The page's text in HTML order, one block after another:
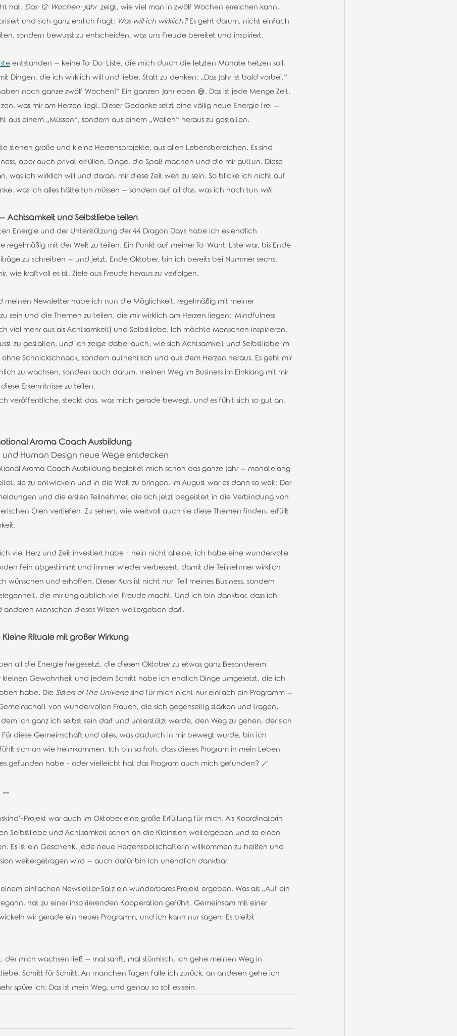
hat. Das-12-Wochen-Jahr zeigt, wie viel man in zwölf Wochen erreichen kann,
und sich ganz ehrlich fragt: Was will ich wirklich? Es geht darum, nicht einfach
sondern bewusst zu entscheiden, was uns Freude bereitet und inspiriert.
entstanden – keine To-Do-Liste, die mich durch die letzten Monate hetzen soll,
Dingen, die ich wirklich will und liebe. Statt zu denken: „Das Jahr ist bald vorbei,“
noch ganze zwölf Wochen!“ Ein ganzen Jahr eben 😅. Das ist jede Menge Zeit,
was mir am Herzen liegt. Dieser Gedanke setzt eine völlig neue Energie frei –
aus einem „Müssen“, sondern aus einem „Wollen“ heraus zu gestalten.
stehen große und kleine Herzensprojekte, aus allen Lebensbereichen. Es sind
aber auch privat erfüllen, Dinge, die Spaß machen und die mir guttun. Diese
was ich wirklich will und daran, mir diese Zeit wert zu sein. So blicke ich nicht auf
was ich alles hätte tun müssen – sondern auf all das, was ich noch tun will.
Achtsamkeit und Selbstliebe teilen
Energie und der Unterstützung der 44 Dragon Days habe ich es endlich
regelmäßig mit der Welt zu teilen. Ein Punkt auf meiner To-Want-Liste war, bis Ende
zu schreiben – und jetzt, Ende Oktober, bin ich bereits bei Nummer sechs.
wie kraftvoll es ist, Ziele aus Freude heraus zu verfolgen.
meinen Newsletter habe ich nun die Möglichkeit, regelmäßig mit meiner
sein und die Themen zu teilen, die mir wirklich am Herzen liegen: 'Mindfulness
viel mehr aus als Achtsamkeit) und Selbstliebe. Ich möchte Menschen inspirieren,
zu gestalten, und ich zeige dabei auch, wie sich Achtsamkeit und Selbstliebe im
ohne Schnickschnack, sondern authentisch und aus dem Herzen heraus. Es geht mir
zu wachsen, sondern auch darum, meinen Weg im Business im Einklang mit mir
Erkenntnisse zu teilen.
veröffentliche, steckt das, was mich gerade bewegt, und es fühlt sich so gut an,
Aroma Coach Ausbildung
und Human Design neue Wege entdecken
Aroma Coach Ausbildung begleitet mich schon das ganze Jahr – monatelang
sie zu entwickeln und in die Welt zu bringen. Im August war es dann so weit: Der
und die ersten Teilnehmer, die sich jetzt begeistert in die Verbindung von
Ölen vertiefen. Zu sehen, wie wertvoll auch sie diese Themen finden, erfüllt
ich viel Herz und Zeit investiert habe - nein nicht alleine, ich habe eine wundervolle
fein abgestimmt und immer wieder verbessert, damit die Teilnehmer wirklich
wünschen und erhoffen. Dieser Kurs ist nicht nur  Teil meines Business, sondern
die mir unglaublich viel Freude macht. Und ich bin dankbar, dass ich
anderen Menschen dieses Wissen weitergeben darf.
Rituale mit großer Wirkung
all die Energie freigesetzt, die diesen Oktober zu etwas ganz Besonderem
Gewohnheit und jedem Schritt habe ich endlich Dinge umgesetzt, die ich
habe. Die Sisters of the Universe sind für mich nicht nur einfach ein Programm –
von wundervollen Frauen, die sich gegenseitig stärken und tragen.
ich ganz ich selbst sein darf und unterstützt werde, den Weg zu gehen, der sich
diese Gemeinschaft und alles, was dadurch in mir bewegt wurde, bin ich
sich an wie heimkommen. Ich bin so froh, dass dieses Program in mein Leben
gefunden habe - oder vielleicht hat das Program auch mich gefunden? 🪄
...
Projekt war auch im Oktober eine große Erfüllung für mich. Als Koordinatorin
Selbstliebe und Achtsamkeit schon an die Kleinsten weitergeben und so einen
Es ist ein Geschenk, jede neue Herzensbotschafterin willkommen zu heißen und
weitergetragen wird – auch dafür bin ich unendlich dankbar.
einfachen Newsletter-Satz ein wunderbares Projekt ergeben. Was als „Auf ein
hat zu einer inspirierenden Kooperation geführt. Gemeinsam mit einer
wir gerade ein neues Programm, und ich kann nur sagen: Es bleibt
der mich wachsen ließ – mal sanft, mal stürmisch. Ich gehe meinen Weg in
Schritt für Schritt. An manchen Tagen falle ich zurück, an anderen gehe ich
spüre ich: Das ist mein Weg, und genau so soll es sein.